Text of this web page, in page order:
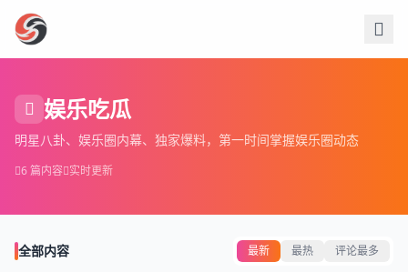
跳过导航
娱乐吃瓜
明星八卦、娱乐圈内幕、独家爆料，第一时间掌握娱乐圈动态
6 篇内容 实时更新
全部内容 最新 最热 评论最多